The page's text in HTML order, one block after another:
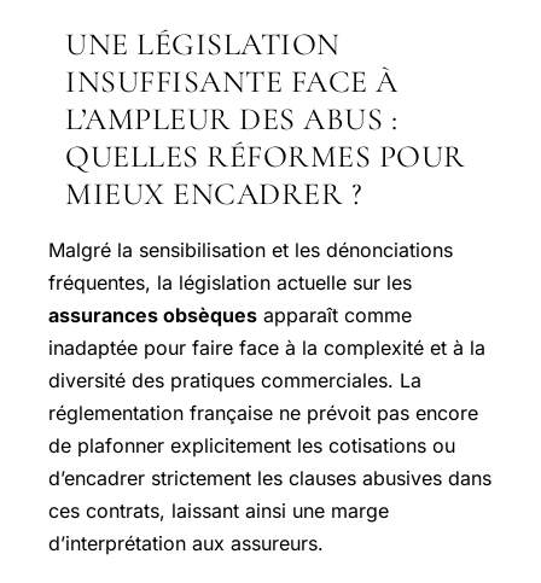
UNE LÉGISLATION
INSUFFISANTE FACE À
L’AMPLEUR DES ABUS :
QUELLES RÉFORMES POUR
MIEUX ENCADRER ?
Malgré la sensibilisation et les dénonciations
fréquentes, la législation actuelle sur les
assurances obsèques apparaît comme
inadaptée pour faire face à la complexité et à la
diversité des pratiques commerciales. La
réglementation française ne prévoit pas encore
de plafonner explicitement les cotisations ou
d’encadrer strictement les clauses abusives dans
ces contrats, laissant ainsi une marge
d’interprétation aux assureurs.